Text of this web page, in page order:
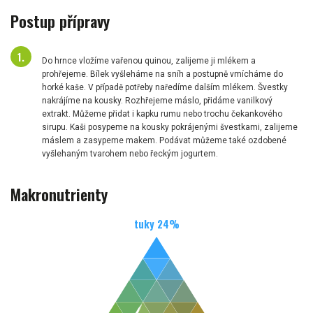
Postup přípravy
Do hrnce vložíme vařenou quinou, zalijeme ji mlékem a
prohřejeme. Bílek vyšleháme na sníh a postupně vmícháme do
horké kaše. V případě potřeby naředíme dalším mlékem. Švestky
nakrájíme na kousky. Rozhřejeme máslo, přidáme vanilkový
extrakt. Můžeme přidat i kapku rumu nebo trochu čekankového
sirupu. Kaši posypeme na kousky pokrájenými švestkami, zalijeme
máslem a zasypeme makem. Podávat můžeme také ozdobené
vyšlehaným tvarohem nebo řeckým jogurtem.
Makronutrienty
tuky 24%